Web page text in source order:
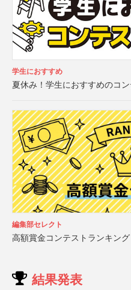
学生におすすめ
夏休み！学生におすすめのコ
編集部セレクト
高額賞金コンテストランキング
結果発表